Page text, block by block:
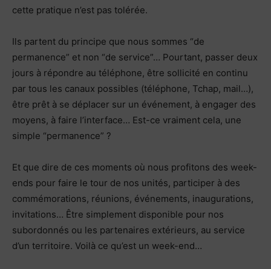
cette pratique n’est pas tolérée.
Ils partent du principe que nous sommes “de
permanence” et non “de service”… Pourtant, passer deux
jours à répondre au téléphone, être sollicité en continu
par tous les canaux possibles (téléphone, Tchap, mail…),
être prêt à se déplacer sur un événement, à engager des
moyens, à faire l’interface… Est-ce vraiment cela, une
simple “permanence” ?
Et que dire de ces moments où nous profitons des week-
ends pour faire le tour de nos unités, participer à des
commémorations, réunions, événements, inaugurations,
invitations… Être simplement disponible pour nos
subordonnés ou les partenaires extérieurs, au service
d’un territoire. Voilà ce qu’est un week-end…